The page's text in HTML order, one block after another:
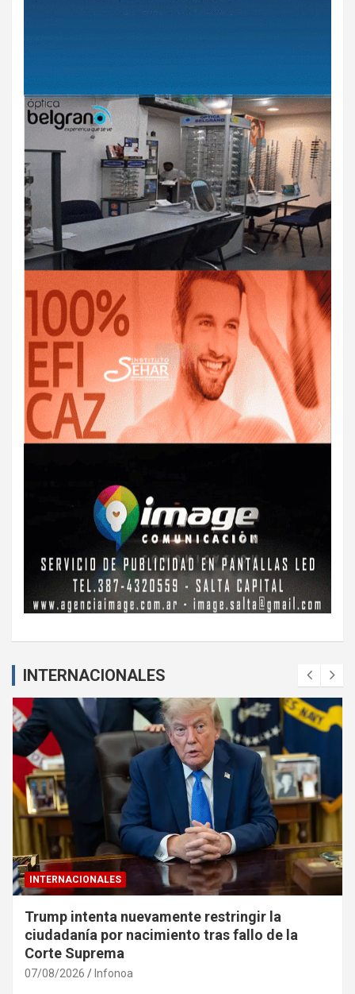
INTERNACIONALES
INTERNACIONALES
Trump intenta nuevamente restringir la
ciudadanía por nacimiento tras fallo de la
Corte Suprema
07/08/2026 Infonoa